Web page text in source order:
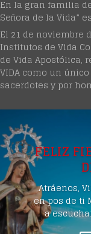
En la gran familia
Señora de la Vida”
El 21 de noviembre
Institutos de Vida
de Vida Apostólica,
VIDA como un
sacerdotes y por
FELIZ
Atráenos,
en pos de ti
a